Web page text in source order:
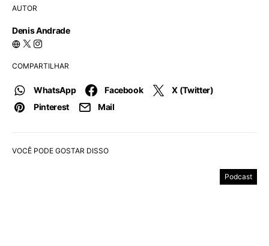
AUTOR
Denis Andrade
COMPARTILHAR
WhatsApp Facebook
X (Twitter)
Pinterest
Mail
VOCÊ PODE GOSTAR DISSO
Podcast